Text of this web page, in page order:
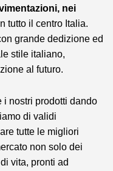
nei
tutto il centro Italia.
grande dedizione ed
stile italiano,
al futuro.
i nostri prodotti dando
di validi
tutte le migliori
non solo dei
vita, pronti ad